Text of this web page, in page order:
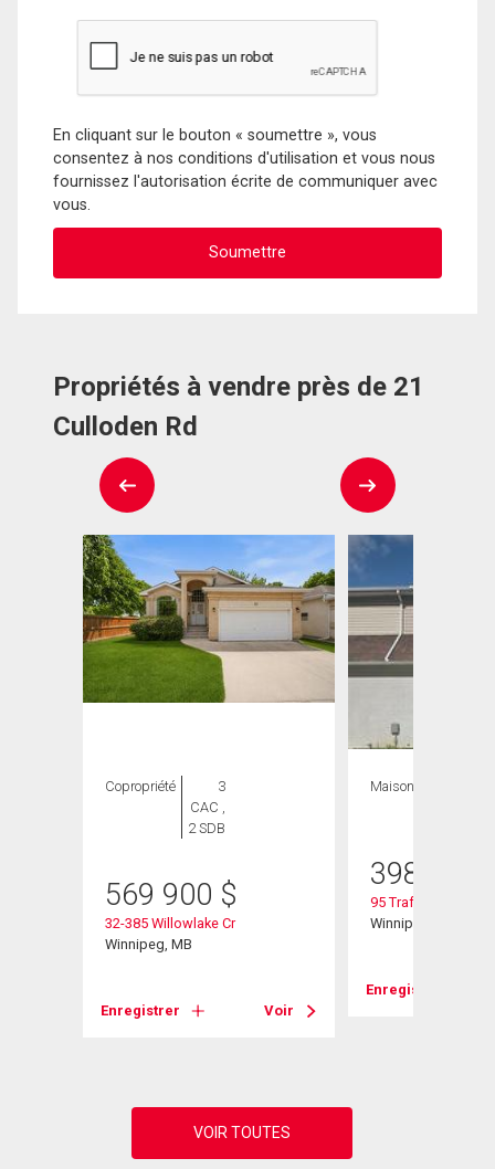
En cliquant sur le bouton « soumettre », vous
consentez à nos conditions d'utilisation et vous nous
fournissez l'autorisation écrite de communiquer avec
vous.
Propriétés à vendre près de 21
Culloden Rd
Copropriété
3
CAC ,
2 SDB
569 900 $
32-385 Willowlake Cr
Winnipeg, MB
Enregistrer Voir
Maison
398 900
95 Trafford Park
Winnipeg, MB
Enregistrer